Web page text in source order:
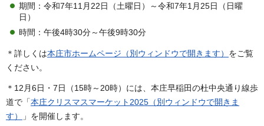
期間：令和7年11月22日（土曜日）～令和7年1月25日（日曜
日）
時間：午後4時30分～午後9時30分
＊詳しくは本庄市ホームページ（別ウィンドウで開きます） をご覧
ください。
＊12月6日・7日（15時～20時）には、本庄早稲田の杜中央通り線歩
道で「本庄クリスマスマーケット2025（別ウィンドウで開きま
す）
」を開催します。